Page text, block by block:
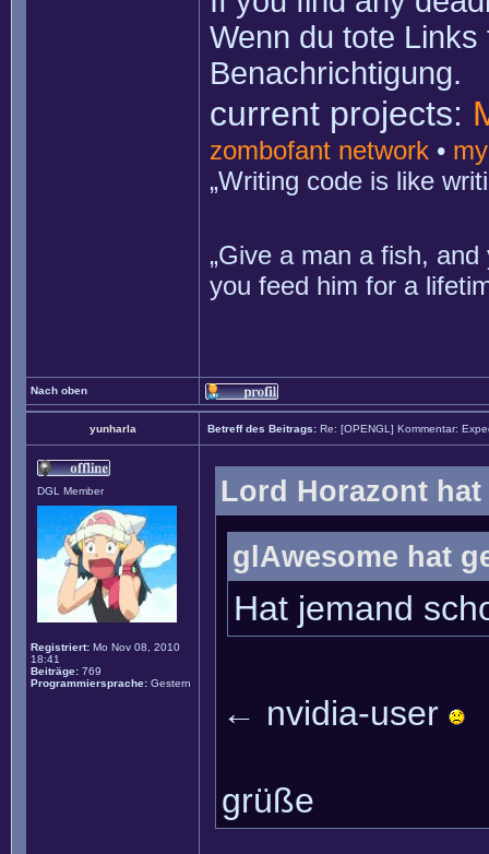
Wenn du tote
Benachrichtigung.
current projects:
zombofant network •
„Writing code is like
„Give a man a fish,
you feed him for a
Nach oben
yunharla Betreff des Beitrags: Re: [OPENGL] Kommentar:
DGL Member
Registriert: Mo Nov 08, 2010
18:41
Beiträge: 769
Programmiersprache: Gestern
Lord Horazont
glAwesome hat
Hat jemand
← nvidia-user
grüße